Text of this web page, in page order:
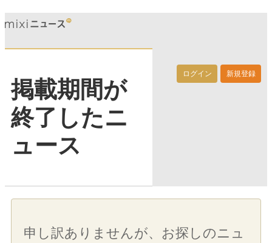
ログイン 新規登録
掲載期間が
終了したニ
ュース
申し訳ありませんが、お探しのニュ